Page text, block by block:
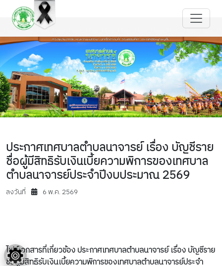
ประกาศเทศบาลตำบลนาจารย์ เรื่อง บัญชีราย
ชื่อผู้มีสิทธิรับเงินเบี้ยความพิการของเทศบาล
ตำบลนาจารย์ประจำปีงบประมาณ 2569
ลงวันที่ 6 พ.ค. 2569
ไฟล์เอกสารที่เกี่ยวข้อง ประกาศเทศบาลตำบลนาจารย์ เรื่อง บัญชีราย
ชื่อผู้มีสิทธิรับเงินเบี้ยความพิการของเทศบาลตำบลนาจารย์ประจำ